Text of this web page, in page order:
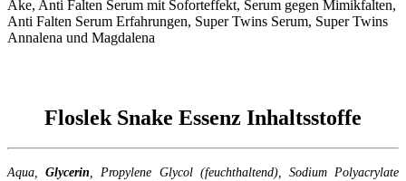
Floslek Snake Essenz Inhaltsstoffe
Aqua,Glycerin, Propylene Glycol (feuchthaltend), Sodium Polyacrylate